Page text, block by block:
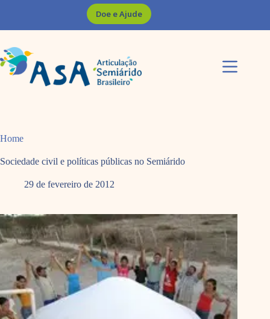
Doe e Ajude
Home
Sociedade civil e políticas públicas no Semiárido
29 de fevereiro de 2012